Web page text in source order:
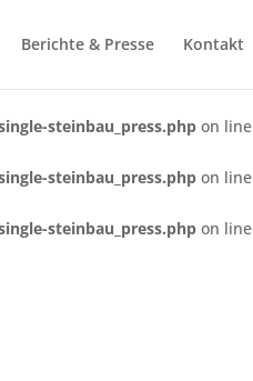
Berichte & Presse Kontakt
steinbau_press.php on line
steinbau_press.php on line
steinbau_press.php on line